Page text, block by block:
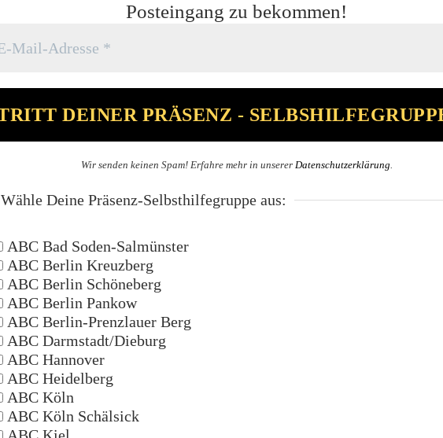
Posteingang zu bekommen!
Wir senden keinen Spam! Erfahre mehr in unserer Datenschutzerklärung.
Wähle Deine Präsenz-Selbsthilfegruppe aus:
ABC Bad Soden-Salmünster
ABC Berlin Kreuzberg
ABC Berlin Schöneberg
ABC Berlin Pankow
ABC Berlin-Prenzlauer Berg
ABC Darmstadt/Dieburg
ABC Hannover
ABC Heidelberg
ABC Köln
ABC Köln Schälsick